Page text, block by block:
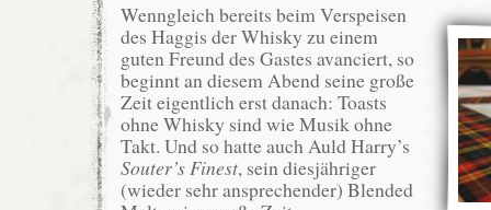
Wenngleich bereits beim Verspeisen
des Haggis der Whisky zu einem
guten Freund des Gastes avanciert, so
beginnt an diesem Abend seine große
Zeit eigentlich erst danach: Toasts
ohne Whisky sind wie Musik ohne
Takt. Und so hatte auch Auld Harry’s
Souter’s Finest, sein diesjähriger
(wieder sehr ansprechender) Blended